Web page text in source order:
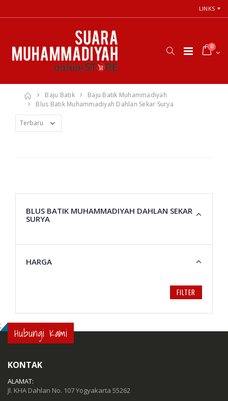
LINKS
0
Baju Batik
Baju Batik Muhammadiyah
Blus Batik Muhammadiyah Dahlan Sekar Surya
BLUS BATIK MUHAMMADIYAH DAHLAN SEKAR
SURYA
HARGA
FILTER
; Hubungi Kami
KONTAK
ALAMAT:
Jl. KHA Dahlan No. 107 Yogyakarta 55262